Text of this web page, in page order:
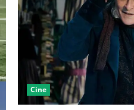
Cine